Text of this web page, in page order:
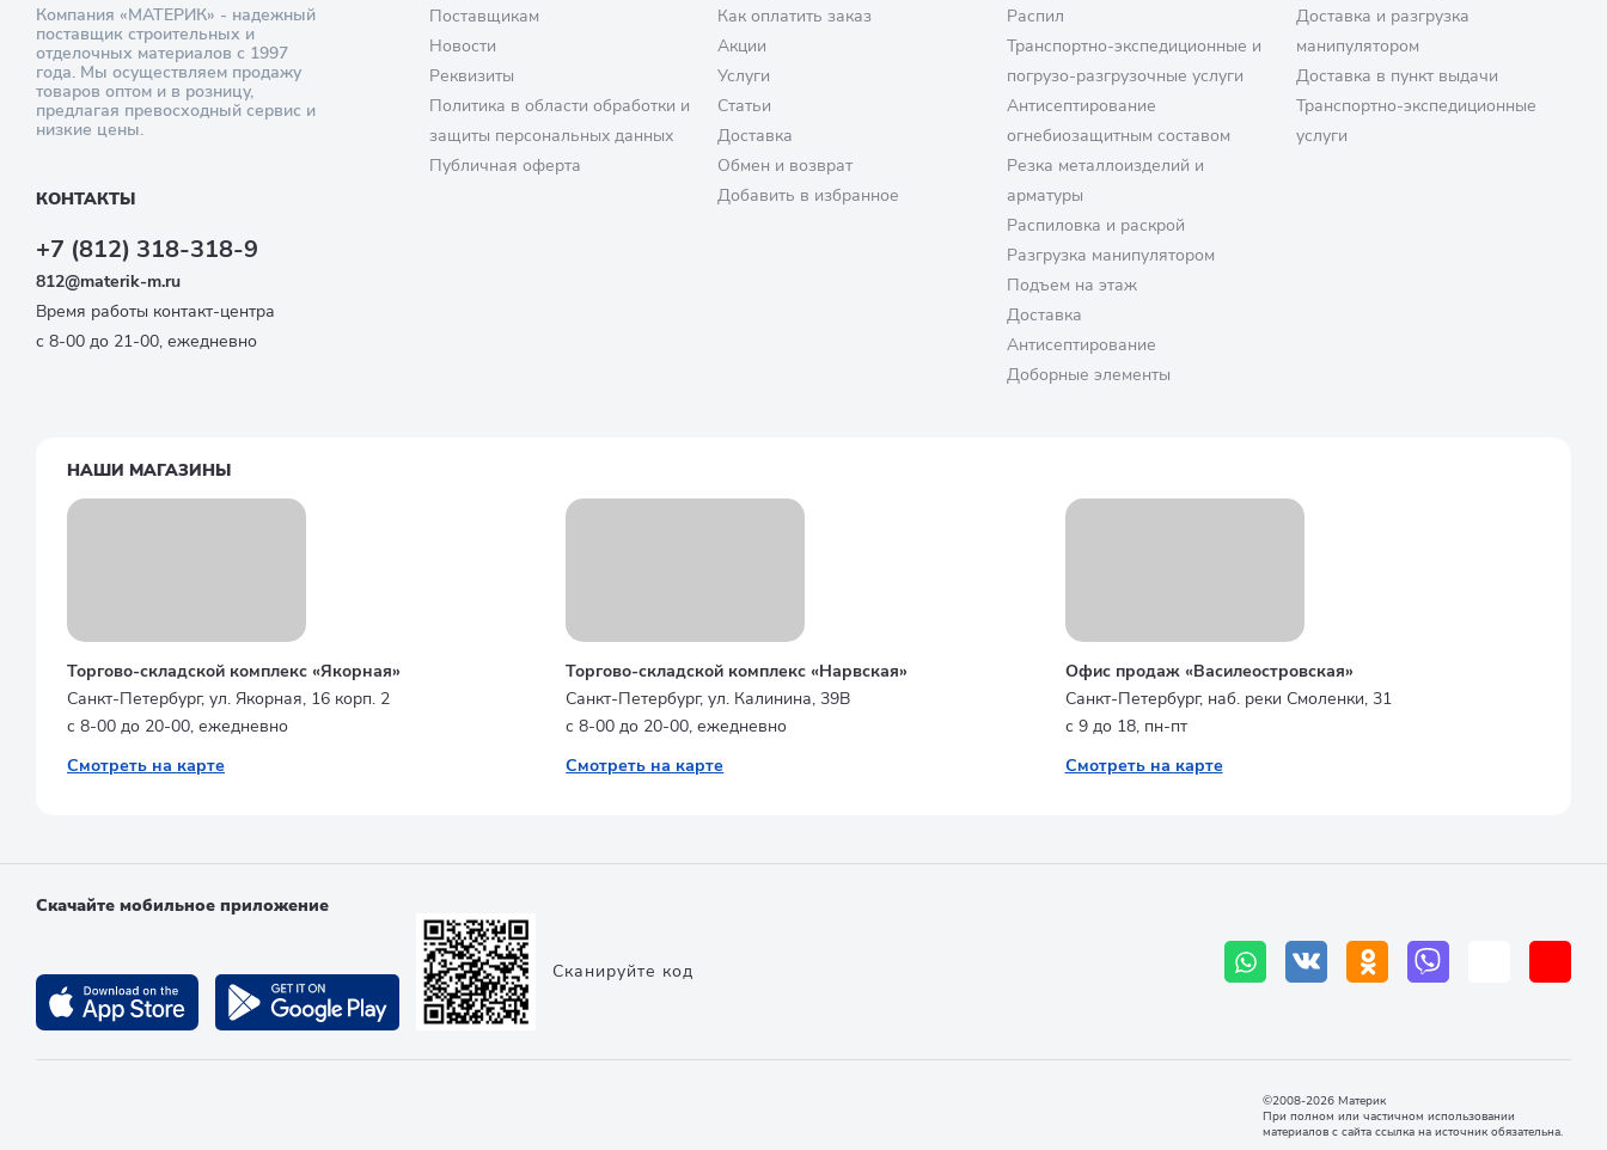
Компания «МАТЕРИК» - надежный
поставщик строительных и
отделочных материалов с 1997
года. Мы осуществляем продажу
товаров оптом и в розницу,
предлагая превосходный сервис и
низкие цены.
КОНТАКТЫ
+7 (812) 318-318-9
812@materik-m.ru
Время работы контакт-центра
с 8-00 до 21-00, ежедневно
Поставщикам
Новости
Реквизиты
Политика в области обработки и
защиты персональных данных
Публичная оферта
Как оплатить заказ
Акции
Услуги
Статьи
Доставка
Обмен и возврат
Добавить в избранное
Распил
Транспортно-экспедиционные и
погрузо-разгрузочные услуги
Антисептирование
огнебиозащитным составом
Резка металлоизделий и
арматуры
Распиловка и раскрой
Разгрузка манипулятором
Подъем на этаж
Доставка
Антисептирование
Доборные элементы
Доставка и разгрузка
манипулятором
Доставка в пункт выдачи
Транспортно-экспедиционные
услуги
НАШИ МАГАЗИНЫ
Торгово-складской комплекс «Якорная»
Санкт-Петербург, ул. Якорная, 16 корп. 2
с 8-00 до 20-00, ежедневно
Смотреть на карте
Торгово-складской комплекс «Нарвская»
Санкт-Петербург, ул. Калинина, 39В
с 8-00 до 20-00, ежедневно
Смотреть на карте
Офис продаж «Василеостровская»
Санкт-Петербург, наб. реки Смоленки, 31
с 9 до 18, пн-пт
Смотреть на карте
Скачайте мобильное приложение
Сканируйте код
©2008-2026 Материк
При полном или частичном использовании
материалов с сайта ссылка на источник обязательна.